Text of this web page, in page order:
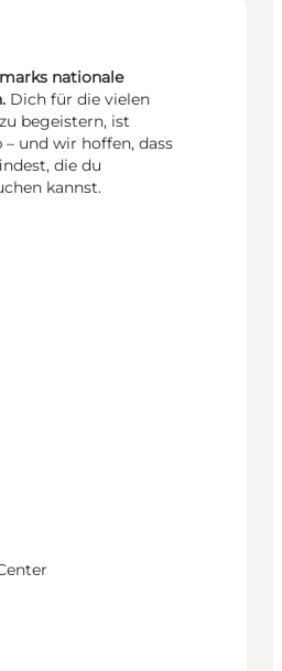
nationale
Dich für die vielen
begeistern, ist
und wir hoffen, dass
die du
kannst.